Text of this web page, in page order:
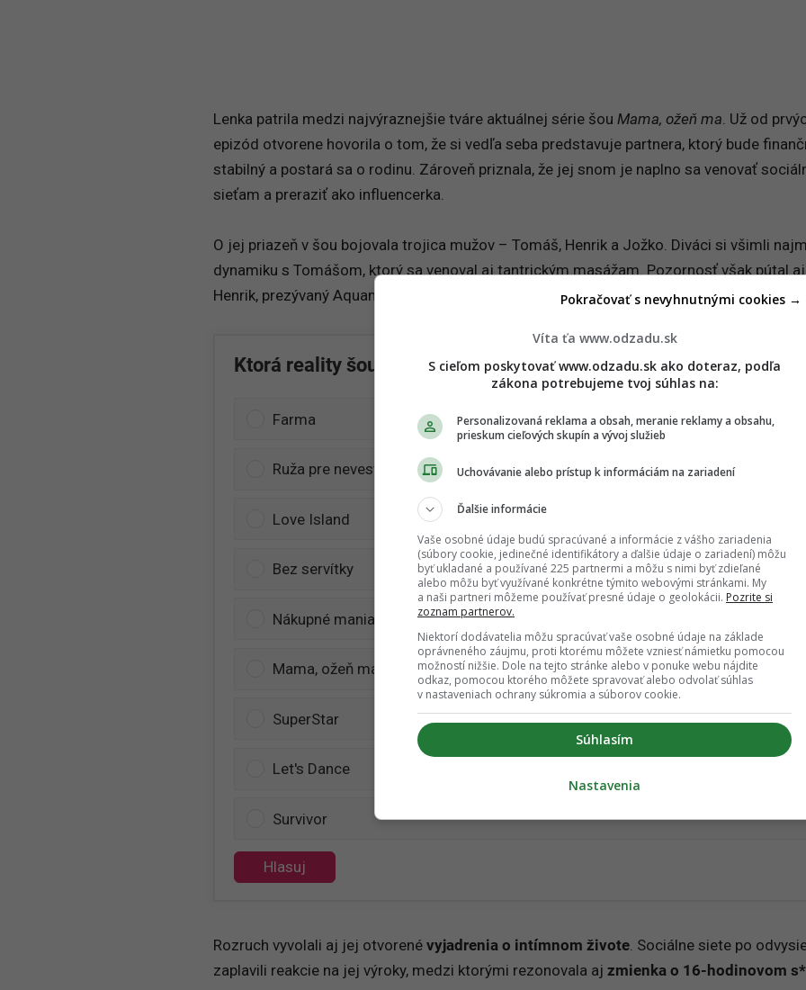
Lenka patrila medzi najvýraznejšie tváre aktuálnej série šou Mama, ožeň ma . Už od
epizód otvorene hovorila o tom, že si vedľa seba predstavuje partnera, ktorý bude
stabilný a postará sa o rodinu. Zároveň priznala, že jej snom je naplno sa venovať
sieťam a preraziť ako influencerka.
O jej priazeň v šou bojovala trojica mužov – Tomáš, Henrik a Jožko. Diváci si všimli
dynamiku s Tomášom, ktorý sa venoval aj tantrickým masážam. Pozornosť však pútal aj
Henrik, prezývaný Aquaman, či mladý Jožko.
Ktorá reality šou je tvojou najobľúbenejšou?
Farma
Ruža pre nevestu/Bachelor Česko
Love Island
Bez servítky
Nákupné maniačky
Mama, ožeň ma
SuperStar
Let's Dance
Survivor
Hlasuj
Rozruch vyvolali aj jej otvorené vyjadrenia o intímnom živote . Sociálne siete po
zaplavili reakcie na jej výroky, medzi ktorými rezonovala aj zmienka o 16-hodinovom
Víta ťa www.odzadu.sk
S cieľom poskytovať www.odzadu.sk ako doteraz, podľa
zákona potrebujeme tvoj súhlas na:
Personalizovaná reklama a obsah, meranie reklamy a obsahu,
prieskum cieľových skupín a vývoj služieb
Uchovávanie alebo prístup k informáciám na zariadení
Ďalšie informácie
Vaše osobné údaje budú spracúvané a informácie z vášho zariadenia
(súbory cookie, jedinečné identifikátory a ďalšie údaje o zariadení) môžu
byť ukladané a používané 225 partnermi a môžu s nimi byť zdieľané
alebo môžu byť využívané konkrétne týmito webovými stránkami. My
a naši partneri môžeme používať presné údaje o geolokácii. Pozrite si
zoznam partnerov.
Niektorí dodávatelia môžu spracúvať vaše osobné údaje na základe
oprávneného záujmu, proti ktorému môžete vzniesť námietku pomocou
možností nižšie. Dole na tejto stránke alebo v ponuke webu nájdite
odkaz, pomocou ktorého môžete spravovať alebo odvolať súhlas
v nastaveniach ochrany súkromia a súborov cookie.
Súhlasím
Pokračovať s nevyhnutnými cookies →
Nastavenia